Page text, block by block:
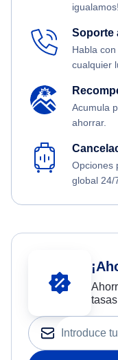
igualamos!
Soporte
Habla
cualquier
Acumula
ahorrar.
Opciones
global 24/